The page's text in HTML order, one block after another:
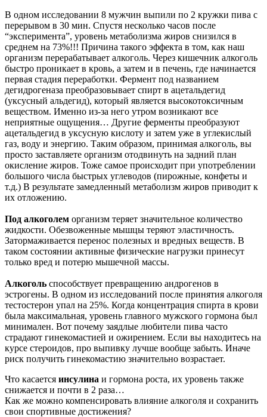
В одном исследовании 8 мужчин выпили по 2 кружки пива с
перерывом в 30 мин. Спустя несколько часов после
“эксперимента”, уровень метаболизма жиров снизился в
среднем на 73%!!! Причина такого эффекта в том, как наш
организм перерабатывает алкоголь. Через кишечник алкоголь
быстро проникает в кровь, а затем и в печень, где начинается
первая стадия переработки. Фермент под названием
дегидрогеназа преобразовывает спирт в ацетальдегид
(уксусный альдегид), который является высокотоксичным
веществом. Именно из-за него утром возникают все
неприятные ощущения… Другие ферменты преобразуют
ацетальдегид в уксусную кислоту и затем уже в углекислый
газ, воду и энергию. Таким образом, принимая алкоголь, вы
просто заставляете организм отодвинуть на задний план
окисление жиров. Тоже самое происходит при употреблении
большого числа быстрых углеводов (пирожные, конфеты и
т.д.) В результате замедленный метаболизм жиров приводит к
их отложению.
Под алкоголем организм теряет значительное количество
жидкости. Обезвоженные мышцы теряют эластичность.
Затормаживается перенос полезных и вредных веществ. В
таком состоянии активные физические нагрузки принесут
только вред и потерю мышечной массы.
Алкоголь способствует превращению андрогенов в
эстрогены. В одном из исследований после принятия алкоголя
тестостерон упал на 25%. Когда концентрация спирта в крови
была максимальная, уровень главного мужского гормона был
минимален. Вот почему заядлые любители пива часто
страдают гинекомастией и ожирением. Если вы находитесь на
курсе стероидов, про выпивку лучше вообще забыть. Иначе
риск получить гинекомастию значительно возрастает.
Что касается инсулина и гормона роста, их уровень также
снижается и почти в 2 раза…
Как же можно компенсировать влияние алкоголя и сохранить
свои спортивные достижения?